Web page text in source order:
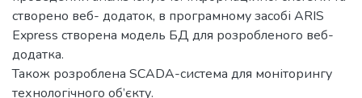
створено веб- додаток, в програмному засобі ARIS
Express створена модель БД для розробленого веб-
додатка.
Також розроблена SCADA-система для моніторингу
технологічного об’єкту.